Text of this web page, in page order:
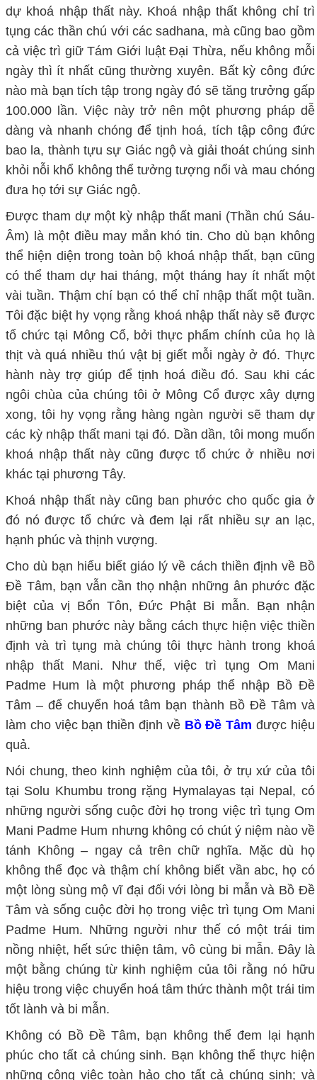
dự khoá nhập thất này. Khoá nhập thất không chỉ trì
tụng các thần chú với các sadhana, mà cũng bao gồm
cả việc trì giữ Tám Giới luật Đại Thừa, nếu không mỗi
ngày thì ít nhất cũng thường xuyên. Bất kỳ công đức
nào mà bạn tích tập trong ngày đó sẽ tăng trưởng gấp
100.000 lần. Việc này trở nên một phương pháp dễ
dàng và nhanh chóng để tịnh hoá, tích tập công đức
bao la, thành tựu sự Giác ngộ và giải thoát chúng sinh
khỏi nỗi khổ không thể tưởng tượng nổi và mau chóng
đưa họ tới sự Giác ngộ.
Được tham dự một kỳ nhập thất mani (Thần chú Sáu-
Âm) là một điều may mắn khó tin. Cho dù bạn không
thể hiện diện trong toàn bộ khoá nhập thất, bạn cũng
có thể tham dự hai tháng, một tháng hay ít nhất một
vài tuần. Thậm chí bạn có thể chỉ nhập thất một tuần.
Tôi đặc biệt hy vọng rằng khoá nhập thất này sẽ được
tổ chức tại Mông Cổ, bởi thực phẩm chính của họ là
thịt và quá nhiều thú vật bị giết mỗi ngày ở đó. Thực
hành này trợ giúp để tịnh hoá điều đó. Sau khi các
ngôi chùa của chúng tôi ở Mông Cổ được xây dựng
xong, tôi hy vọng rằng hàng ngàn người sẽ tham dự
các kỳ nhập thất mani tại đó. Dần dần, tôi mong muốn
khoá nhập thất này cũng được tổ chức ở nhiều nơi
khác tại phương Tây.
Khoá nhập thất này cũng ban phước cho quốc gia ở
đó nó được tổ chức và đem lại rất nhiều sự an lạc,
hạnh phúc và thịnh vượng.
Cho dù bạn hiểu biết giáo lý về cách thiền định về Bồ
Đề Tâm, bạn vẫn cần thọ nhận những ân phước đặc
biệt của vị Bổn Tôn, Đức Phật Bi mẫn. Bạn nhận
những ban phước này bằng cách thực hiện việc thiền
định và trì tụng mà chúng tôi thực hành trong khoá
nhập thất Mani. Như thế, việc trì tụng Om Mani
Padme Hum là một phương pháp thể nhập Bồ Đề
Tâm – để chuyển hoá tâm bạn thành Bồ Đề Tâm và
làm cho việc bạn thiền định về Bồ Đề Tâm được hiệu
quả.
Nói chung, theo kinh nghiệm của tôi, ở trụ xứ của tôi
tại Solu Khumbu trong rặng Hymalayas tại Nepal, có
những người sống cuộc đời họ trong việc trì tụng Om
Mani Padme Hum nhưng không có chút ý niệm nào về
tánh Không – ngay cả trên chữ nghĩa. Mặc dù họ
không thể đọc và thậm chí không biết vần abc, họ có
một lòng sùng mộ vĩ đại đối với lòng bi mẫn và Bồ Đề
Tâm và sống cuộc đời họ trong việc trì tụng Om Mani
Padme Hum. Những người như thế có một trái tim
nồng nhiệt, hết sức thiện tâm, vô cùng bi mẫn. Đây là
một bằng chúng từ kinh nghiệm của tôi rằng nó hữu
hiệu trong việc chuyển hoá tâm thức thành một trái tim
tốt lành và bi mẫn.
Không có Bồ Đề Tâm, bạn không thể đem lại hạnh
phúc cho tất cả chúng sinh. Bạn không thể thực hiện
những công việc toàn hảo cho tất cả chúng sinh; và